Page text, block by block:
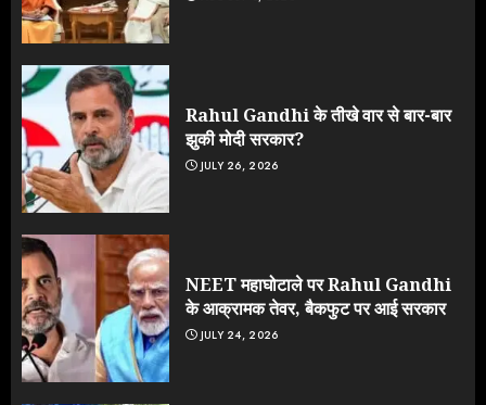
Rahul Gandhi के तीखे वार से बार-बार
झुकी मोदी सरकार?
JULY 26, 2026
NEET महाघोटाले पर Rahul Gandhi
के आक्रामक तेवर, बैकफुट पर आई सरकार
JULY 24, 2026